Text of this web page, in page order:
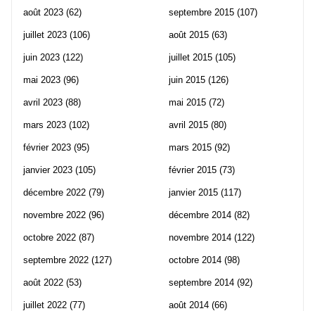
août 2023 (62)
juillet 2023 (106)
juin 2023 (122)
mai 2023 (96)
avril 2023 (88)
mars 2023 (102)
février 2023 (95)
janvier 2023 (105)
décembre 2022 (79)
novembre 2022 (96)
octobre 2022 (87)
septembre 2022 (127)
août 2022 (53)
juillet 2022 (77)
septembre 2015 (107)
août 2015 (63)
juillet 2015 (105)
juin 2015 (126)
mai 2015 (72)
avril 2015 (80)
mars 2015 (92)
février 2015 (73)
janvier 2015 (117)
décembre 2014 (82)
novembre 2014 (122)
octobre 2014 (98)
septembre 2014 (92)
août 2014 (66)